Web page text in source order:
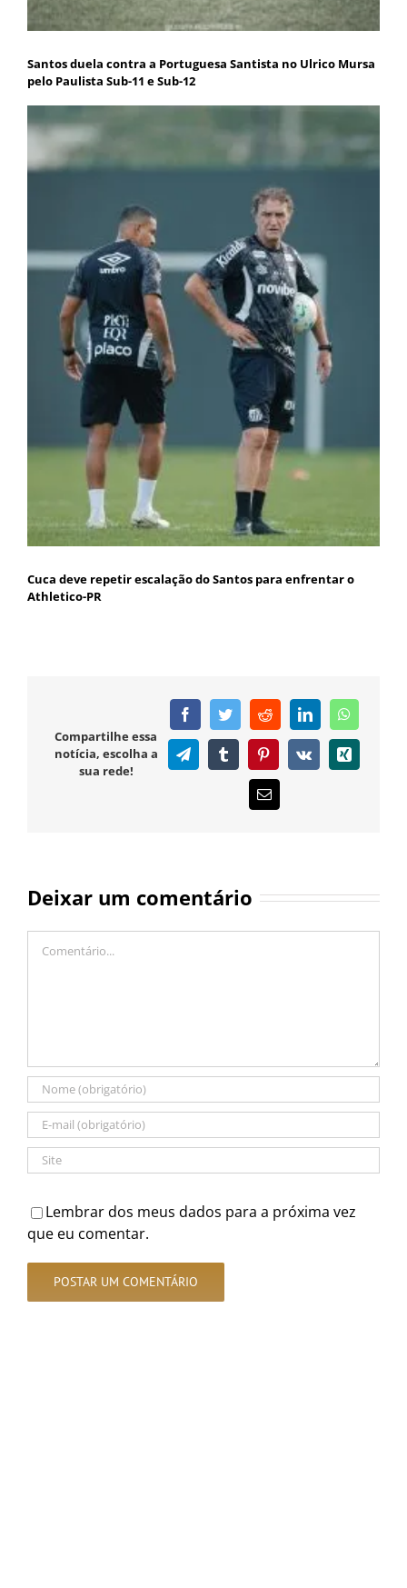
Santos duela contra a Portuguesa Santista no Ulrico Mursa
pelo Paulista Sub-11 e Sub-12
Cuca deve repetir escalação do Santos para enfrentar o
Athletico-PR
Compartilhe essa
notícia, escolha a
sua rede!
FacebookTwitterRedditLinkedIn
TelegramTumblr PinterestVk Xing
E-
mail
Deixar um comentário
Lembrar dos meus dados para a próxima vez
que eu comentar.